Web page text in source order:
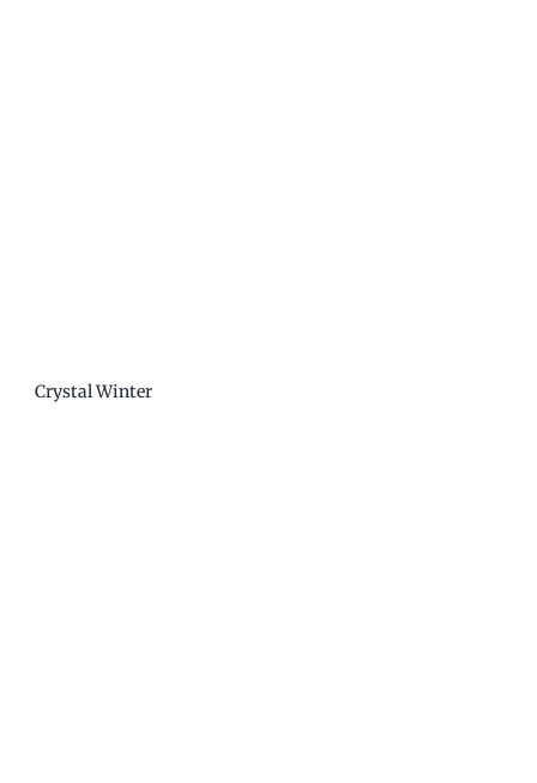
Crystal Winter